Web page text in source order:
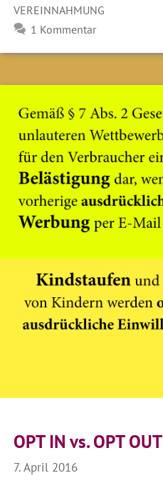
VEREINNAHMUNG
1 Kommentar
OPT IN vs. OPT OUT
7. April 2016